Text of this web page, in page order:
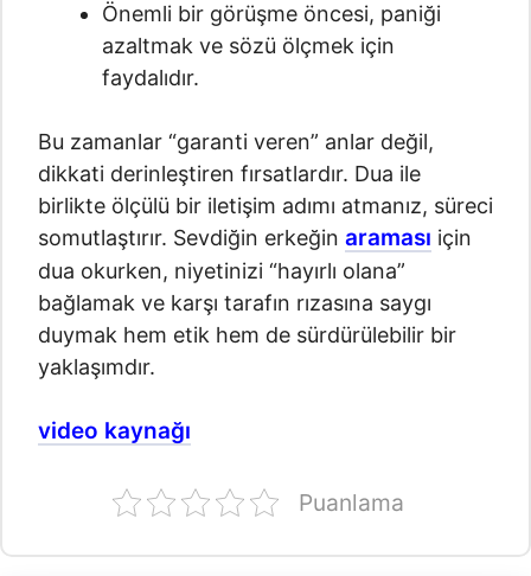
Önemli bir görüşme öncesi, paniği
azaltmak ve sözü ölçmek için
faydalıdır.
Bu zamanlar “garanti veren” anlar değil,
dikkati derinleştiren fırsatlardır. Dua ile
birlikte ölçülü bir iletişim adımı atmanız, süreci
somutlaştırır. Sevdiğin erkeğin araması için
dua okurken, niyetinizi “hayırlı olana”
bağlamak ve karşı tarafın rızasına saygı
duymak hem etik hem de sürdürülebilir bir
yaklaşımdır.
video kaynağı
Puanlama